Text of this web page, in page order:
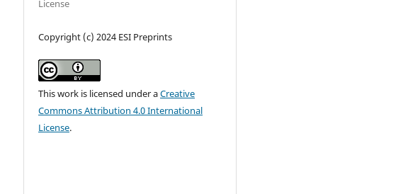
License
Copyright (c) 2024 ESI Preprints
This work is licensed under aCreative
Commons Attribution 4.0 International
License.